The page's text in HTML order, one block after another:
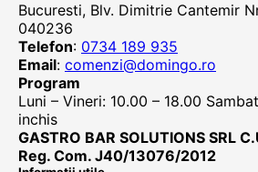
Bucuresti, Blv. Dimitrie Cantemir
040236
Telefon: 0734 189 935
Email: comenzi@domingo.ro
Program
Luni – Vineri: 10.00 – 18.00
inchis
GASTRO BAR SOLUTIONS SRL
Reg. Com. J40/13076/2012